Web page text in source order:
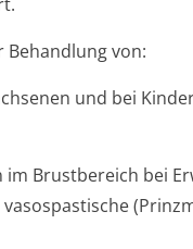
von:
und bei
Brustbereich bei